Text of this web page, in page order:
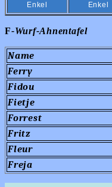
Enkel Enkel
F-Wurf-Ahnentafel
Name
Ferry
Fidou
Fietje
Forrest
Fritz
Fleur
Freja